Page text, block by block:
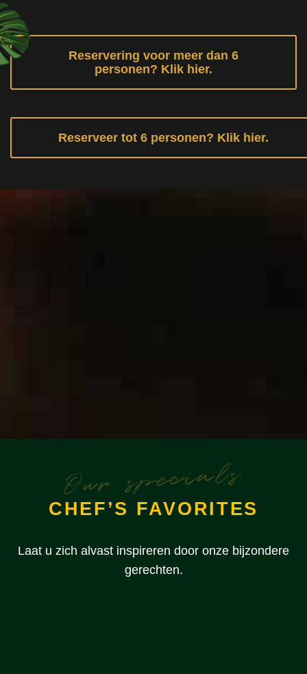
Reservering voor meer dan 6
personen? Klik hier.
Reserveer tot 6 personen? Klik hier.
Our specials
CHEF’S FAVORITES
Laat u zich alvast inspireren door onze bijzondere
gerechten.